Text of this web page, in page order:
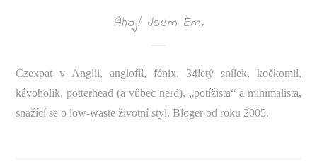
Ahoj! Jsem Em.
Czexpat v Anglii, anglofil, fénix. 34letý snílek, kočkomil,
kávoholik, potterhead (a vůbec nerd), „potížista“ a minimalista,
snažící se o low-waste životní styl. Bloger od roku 2005.